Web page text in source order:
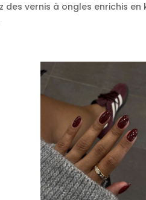
vernis à ongles enrichis